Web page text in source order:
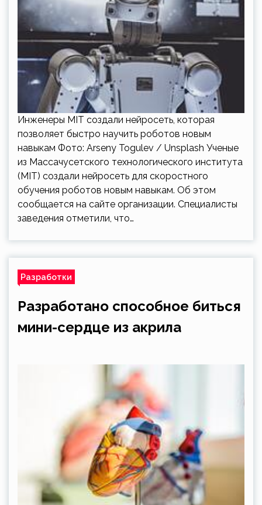
Инженеры MIT создали нейросеть, которая
позволяет быстро научить роботов новым
навыкам Фото: Arseny Togulev / Unsplash Ученые
из Массачусетского технологического института
(MIT) создали нейросеть для скоростного
обучения роботов новым навыкам. Об этом
сообщается на сайте организации. Специалисты
заведения отметили, что…
Разработки
Разработано способное биться
мини-сердце из акрила